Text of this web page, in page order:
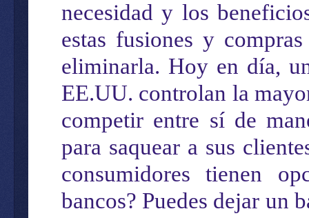
necesidad y los
estas fusiones y
eliminarla. Hoy en día,
EE.UU. controlan la
competir entre sí de
para saquear a sus
consumidores tienen
bancos? Puedes dejar un